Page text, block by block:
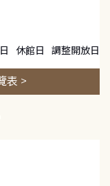
休館日 調整開放日
表 >